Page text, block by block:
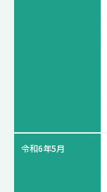
令和6年5月